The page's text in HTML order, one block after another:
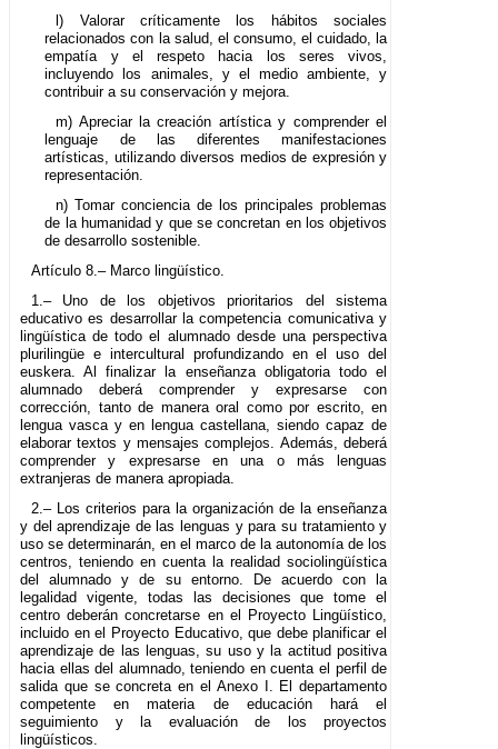
l) Valorar críticamente los hábitos sociales
relacionados con la salud, el consumo, el cuidado, la
empatía y el respeto hacia los seres vivos,
incluyendo los animales, y el medio ambiente, y
contribuir a su conservación y mejora.
m) Apreciar la creación artística y comprender el
lenguaje de las diferentes manifestaciones
artísticas, utilizando diversos medios de expresión y
representación.
n) Tomar conciencia de los principales problemas
de la humanidad y que se concretan en los objetivos
de desarrollo sostenible.
Artículo 8.– Marco lingüístico.
1.– Uno de los objetivos prioritarios del sistema
educativo es desarrollar la competencia comunicativa y
lingüística de todo el alumnado desde una perspectiva
plurilingüe e intercultural profundizando en el uso del
euskera. Al finalizar la enseñanza obligatoria todo el
alumnado deberá comprender y expresarse con
corrección, tanto de manera oral como por escrito, en
lengua vasca y en lengua castellana, siendo capaz de
elaborar textos y mensajes complejos. Además, deberá
comprender y expresarse en una o más lenguas
extranjeras de manera apropiada.
2.– Los criterios para la organización de la enseñanza
y del aprendizaje de las lenguas y para su tratamiento y
uso se determinarán, en el marco de la autonomía de los
centros, teniendo en cuenta la realidad sociolingüística
del alumnado y de su entorno. De acuerdo con la
legalidad vigente, todas las decisiones que tome el
centro deberán concretarse en el Proyecto Lingüístico,
incluido en el Proyecto Educativo, que debe planificar el
aprendizaje de las lenguas, su uso y la actitud positiva
hacia ellas del alumnado, teniendo en cuenta el perfil de
salida que se concreta en el Anexo I. El departamento
competente en materia de educación hará el
seguimiento y la evaluación de los proyectos
lingüísticos.